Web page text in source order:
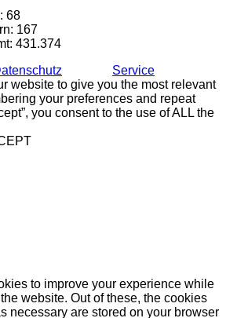
68
167
431.374
Service
website to give you the most relevant
your preferences and repeat
you consent to the use of ALL the
to improve your experience while
website. Out of these, the cookies
necessary are stored on your browser